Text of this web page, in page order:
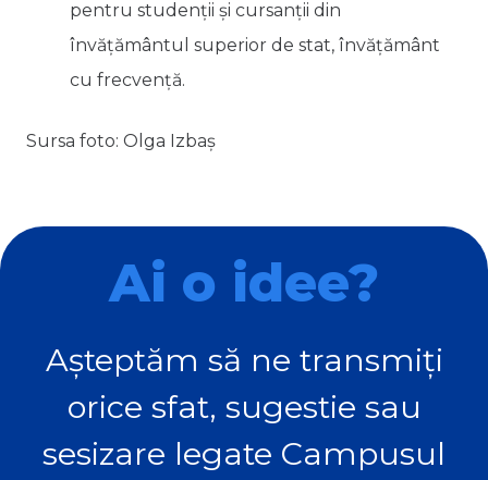
pentru studenţii şi cursanţii din
învăţământul superior de stat, învăţământ
cu frecvenţă.
Sursa foto: Olga Izbaș
Ai o idee?
Așteptăm să ne transmiți
orice sfat, sugestie sau
sesizare legate Campusul